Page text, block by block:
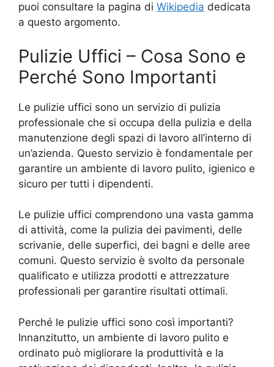
puoi consultare la pagina di Wikipedia dedicata
a questo argomento.
Pulizie Uffici – Cosa Sono e
Perché Sono Importanti
Le pulizie uffici sono un servizio di pulizia
professionale che si occupa della pulizia e della
manutenzione degli spazi di lavoro all’interno di
un’azienda. Questo servizio è fondamentale per
garantire un ambiente di lavoro pulito, igienico e
sicuro per tutti i dipendenti.
Le pulizie uffici comprendono una vasta gamma
di attività, come la pulizia dei pavimenti, delle
scrivanie, delle superfici, dei bagni e delle aree
comuni. Questo servizio è svolto da personale
qualificato e utilizza prodotti e attrezzature
professionali per garantire risultati ottimali.
Perché le pulizie uffici sono così importanti?
Innanzitutto, un ambiente di lavoro pulito e
ordinato può migliorare la produttività e la